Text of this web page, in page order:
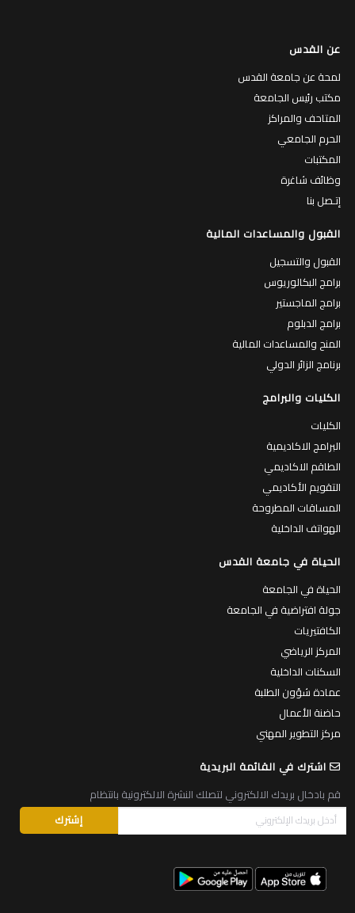
عن القدس
لمحة عن جامعة القدس
مكتب رئيس الجامعة
المتاحف والمراكز
الحرم الجامعي
المكتبات
وظائف شاغرة
إتـصل بنا
القبول والمساعدات المالية
القبول والتسجيل
برامج البكالوريوس
برامج الماجستير
برامج الدبلوم
المنح والمساعدات المالية
برنامج الزائر الدولي
الكليات والبرامج
الكليات
البرامج الاكاديمية
الطاقم الاكاديمي
التقويم الأكاديمي
المساقات المطروحة
الهواتف الداخلية
الحياة في جامعة القدس
الحياة في الجامعة
جولة افتراضية في الجامعة
الكافتيريات
المركز الرياضي
السكنات الداخلية
عمادة شؤون الطلبة
حاضنة الأعمال
مركز التطوير المهني
اشترك في القائمة البريدية
قم بادخال بريدك الالكتروني لتصلك النشرة الالكترونية بانتظام